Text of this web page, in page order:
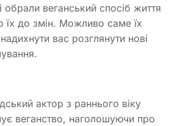
обрали веганський спосіб життя
їх до змін. Можливо саме їх
вас розглянути нові
актор з раннього віку
веганство, наголошуючи про